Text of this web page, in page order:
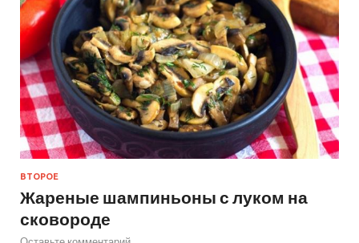
ВТОРОЕ
Жареные шампиньоны с луком на
сковороде